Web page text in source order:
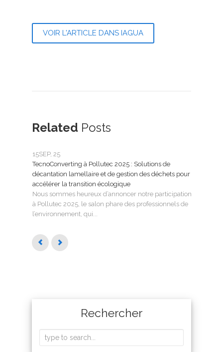
VOIR L'ARTICLE DANS IAGUA
Related Posts
15SEP, 25
TecnoConverting à Pollutec 2025 : Solutions de
décantation lamellaire et de gestion des déchets pour
accélérer la transition écologique
Nous sommes heureux d’annoncer notre participation
à Pollutec 2025, le salon phare des professionnels de
l’environnement, qui...
Rechercher